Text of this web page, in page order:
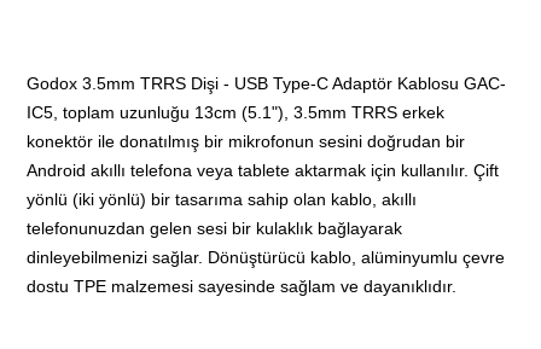
Godox 3.5mm TRRS Dişi - USB Type-C Adaptör Kablosu GAC-
IC5, toplam uzunluğu 13cm (5.1"), 3.5mm TRRS erkek
konektör ile donatılmış bir mikrofonun sesini doğrudan bir
Android akıllı telefona veya tablete aktarmak için kullanılır. Çift
yönlü (iki yönlü) bir tasarıma sahip olan kablo, akıllı
telefonunuzdan gelen sesi bir kulaklık bağlayarak
dinleyebilmenizi sağlar. Dönüştürücü kablo, alüminyumlu çevre
dostu TPE malzemesi sayesinde sağlam ve dayanıklıdır.